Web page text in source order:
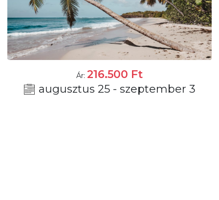
Ár: 216.500 Ft
augusztus 25 - szeptember 3